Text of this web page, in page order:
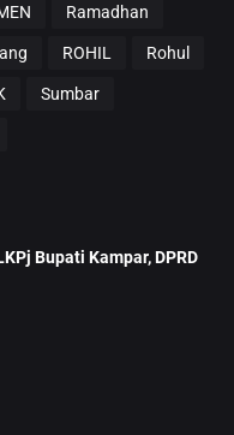
Ramadhan
ROHIL Rohul
Sumbar
Bupati Kampar, DPRD